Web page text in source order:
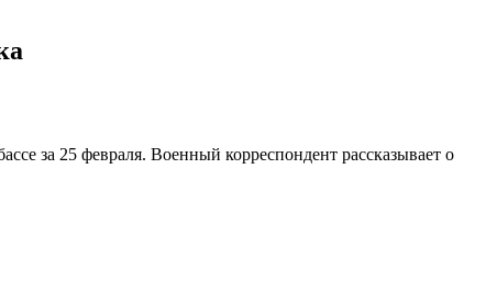
за 25 февраля. Военный корреспондент рассказывает о